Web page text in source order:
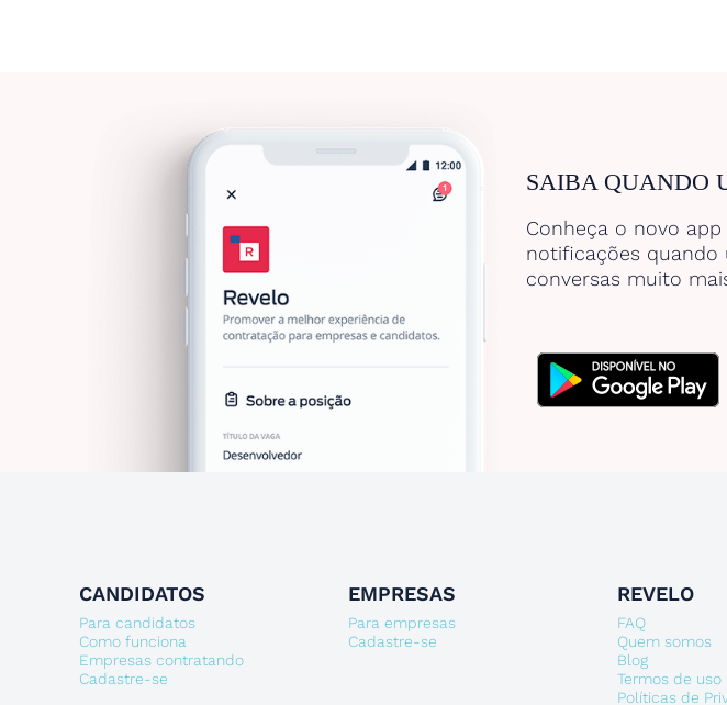
SAIBA QUANDO
Conheça o novo
notificações
conversas muito
CANDIDATOS
Para candidatos
Como funciona
Empresas contratando
Cadastre-se
EMPRESAS
Para empresas
Cadastre-se
REVELO
FAQ
Quem somos
Blog
Termos de uso
Políticas de